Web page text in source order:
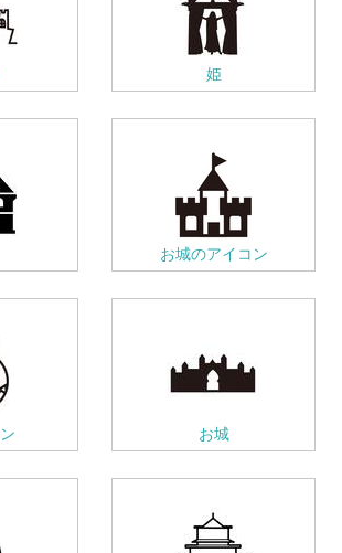
姫
お城のアイコン
お城